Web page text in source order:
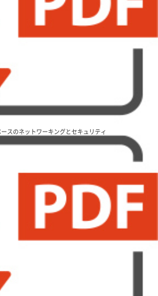
スのネットワーキングとセキュリティ